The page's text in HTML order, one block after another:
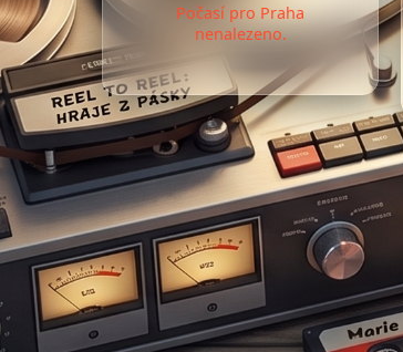
Počasí pro Praha
nenalezeno.